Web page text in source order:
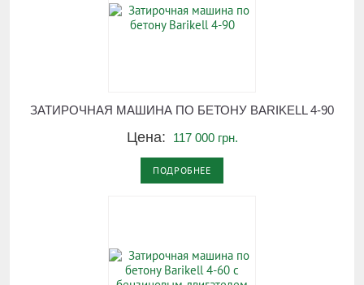
ЗАТИРОЧНАЯ МАШИНА ПО БЕТОНУ BARIKELL 4-90
Цена: 117 000 грн.
ПОДРОБНЕЕ